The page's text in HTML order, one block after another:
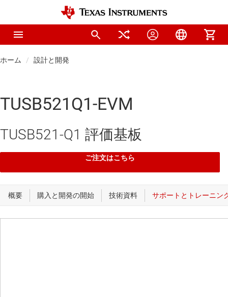
ホーム 設計と開発
TUSB521Q1-EVM
TUSB521-Q1 評価基板
ご注文はこちら